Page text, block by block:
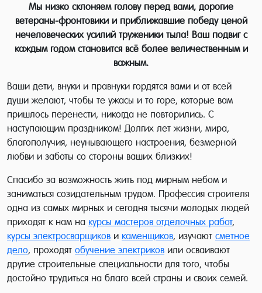
Мы низко склоняем голову перед вами, дорогие
ветераны-фронтовики и приближавшие победу ценой
нечеловеческих усилий труженики тыла! Ваш подвиг с
каждым годом становится всё более величественным и
важным.
Ваши дети, внуки и правнуки гордятся вами и от всей
души желают, чтобы те ужасы и то горе, которые вам
пришлось перенести, никогда не повторились. С
наступающим праздником! Долгих лет жизни, мира,
благополучия, неунывающего настроения, безмерной
любви и заботы со стороны ваших близких!
Спасибо за возможность жить под мирным небом и
заниматься созидательным трудом. Профессия строителя
одна из самых мирных и сегодня тысячи молодых людей
приходят к нам на курсы мастеров отделочных работ,
курсы электросварщиков и каменщиков, изучают сметное
дело, проходят обучение электриков или осваивают
другие строительные специальности для того, чтобы
достойно трудиться на благо всей страны и своих семей.